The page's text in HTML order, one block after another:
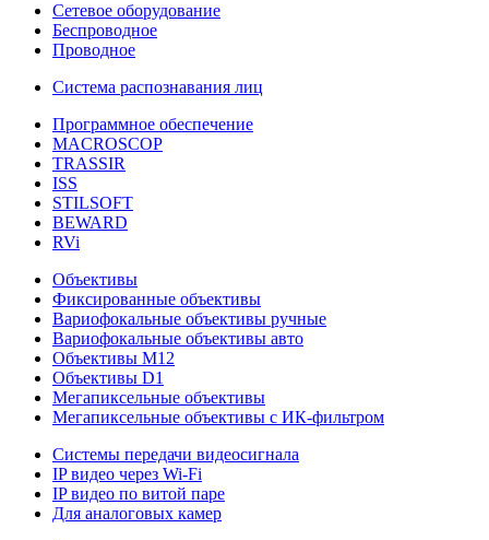
Сетевое оборудование
Беспроводное
Проводное
Система распознавания лиц
Программное обеспечение
MACROSCOP
TRASSIR
ISS
STILSOFT
BEWARD
RVi
Объективы
Фиксированные объективы
Вариофокальные объективы ручные
Вариофокальные объективы авто
Объективы М12
Объективы D1
Мегапиксельные объективы
Мегапиксельные объективы с ИК-фильтром
Системы передачи видеосигнала
IP видео через Wi-Fi
IP видео по витой паре
Для аналоговых камер